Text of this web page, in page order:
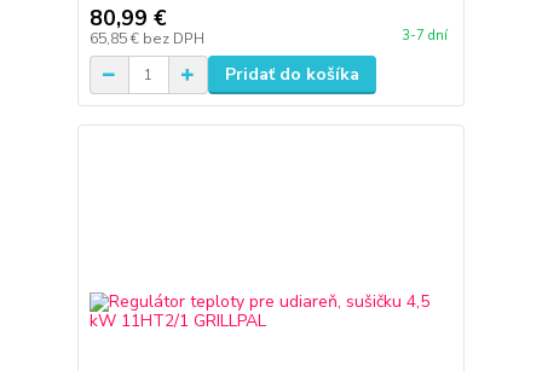
80,99 €
65,85 € bez DPH 3-7 dní
Pridať do košíka